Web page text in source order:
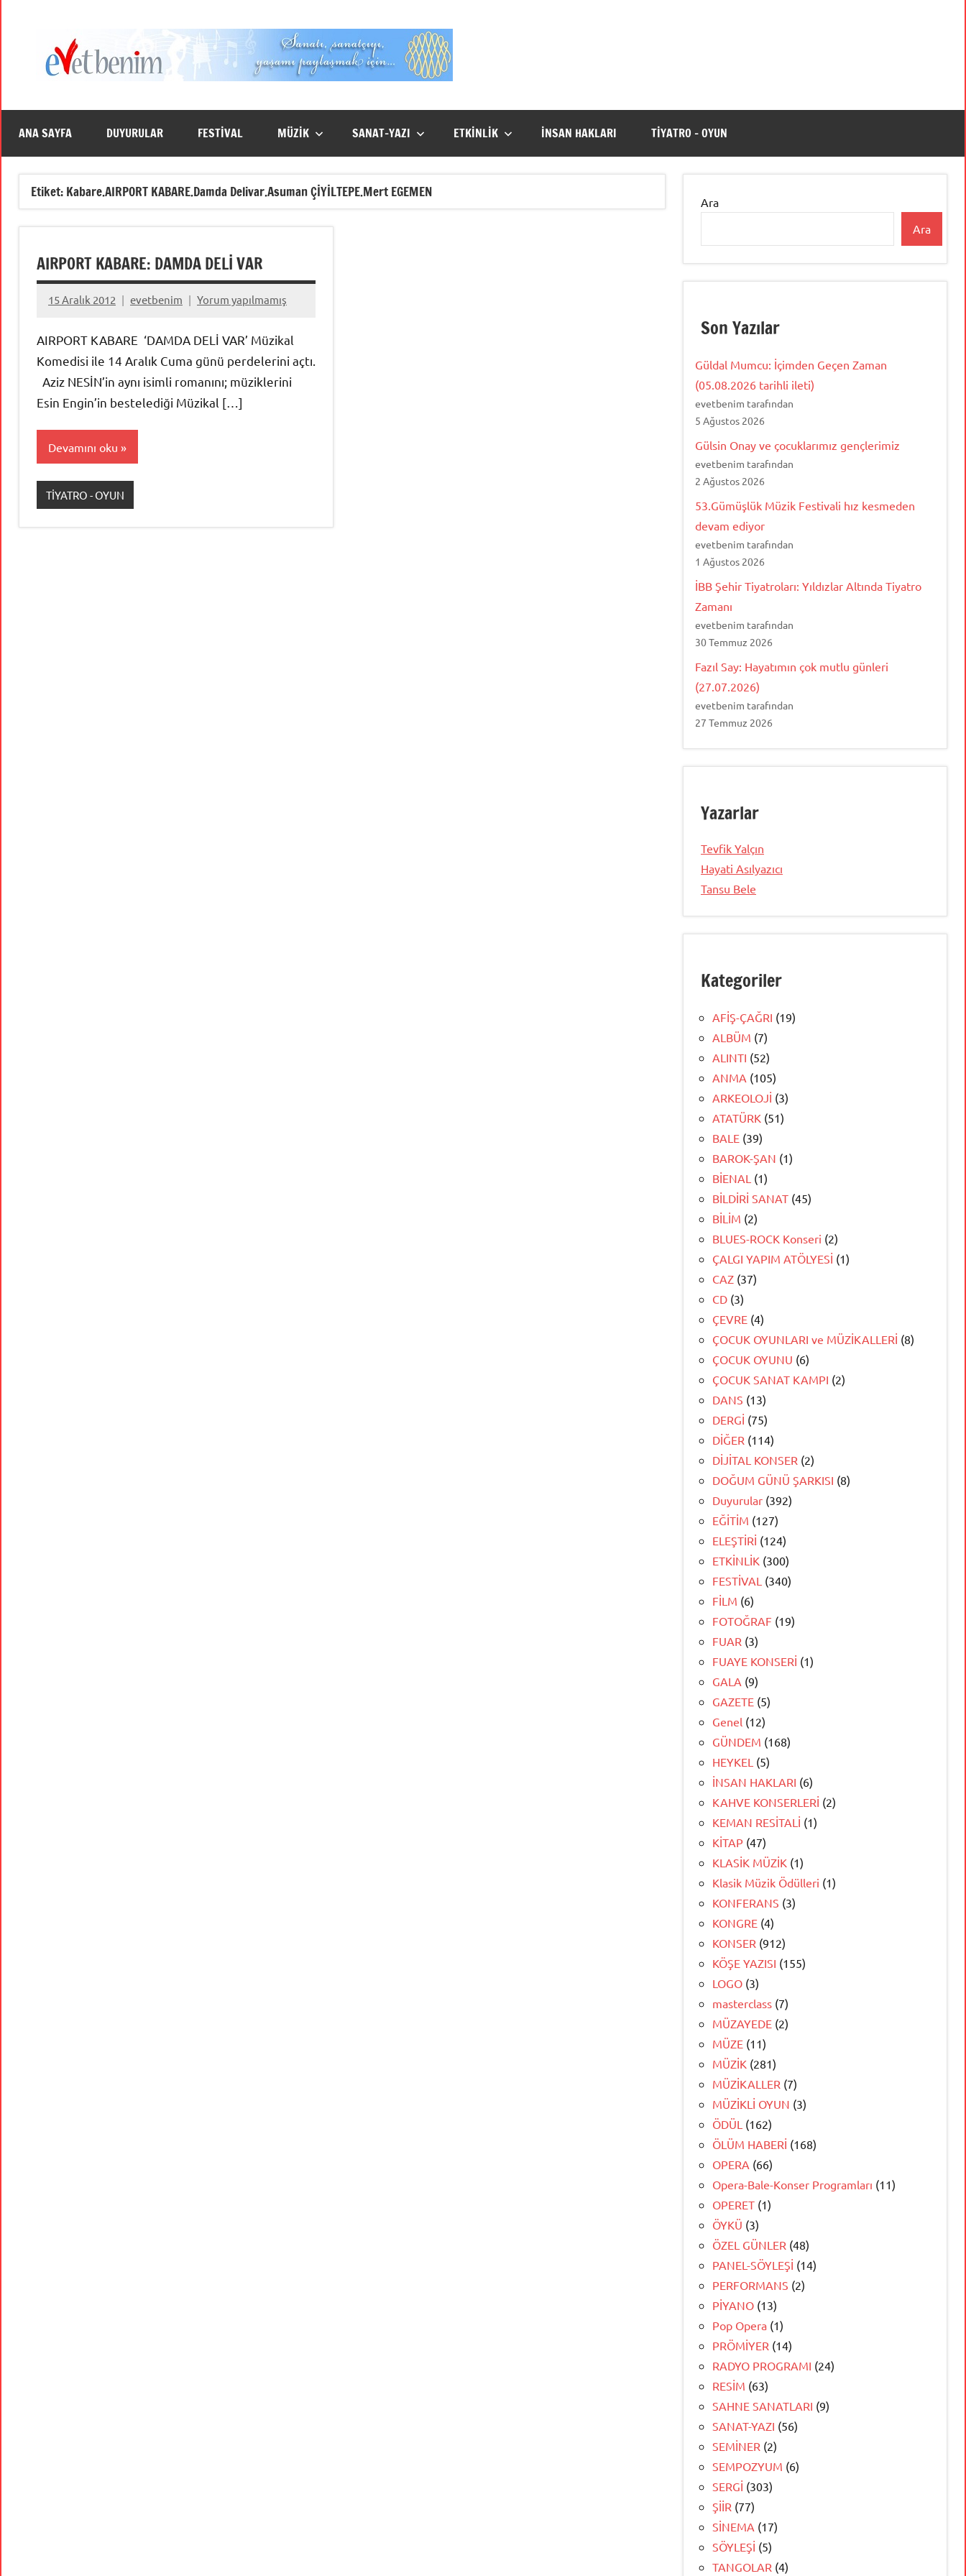
Benim
ANA SAYFA DUYURULAR FESTİVAL MÜZİK SANAT-YAZI ETKİNLİK İNSAN HAKLARI TİYATRO – OYUN
Etiket: Kabare.AIRPORT KABARE.Damda Delivar.Asuman ÇİYİLTEPE.Mert EGEMEN
AIRPORT KABARE: DAMDA DELİ VAR
15 Aralık 2012 evetbenim Yorum yapılmamış
AIRPORT KABARE ‘DAMDA DELİ VAR’ Müzikal
Komedisi ile 14 Aralık Cuma günü perdelerini açtı.
Aziz NESİN’in aynı isimli romanını; müziklerini
Esin Engin’in bestelediği Müzikal […]
Devamını oku
TİYATRO - OYUN
Ara
Ara
Son Yazılar
Güldal Mumcu: İçimden Geçen Zaman
(05.08.2026 tarihli ileti)
evetbenim tarafından
5 Ağustos 2026
Gülsin Onay ve çocuklarımız gençlerimiz
evetbenim tarafından
2 Ağustos 2026
53.Gümüşlük Müzik Festivali hız kesmeden
devam ediyor
evetbenim tarafından
1 Ağustos 2026
İBB Şehir Tiyatroları: Yıldızlar Altında Tiyatro
Zamanı
evetbenim tarafından
30 Temmuz 2026
Fazıl Say: Hayatımın çok mutlu günleri
(27.07.2026)
evetbenim tarafından
27 Temmuz 2026
Yazarlar
Tevfik Yalçın
Hayati Asılyazıcı
Tansu Bele
Kategoriler
AFİŞ-ÇAĞRI (19)
ALBÜM (7)
ALINTI (52)
ANMA (105)
ARKEOLOJİ (3)
ATATÜRK (51)
BALE (39)
BAROK-ŞAN (1)
BİENAL (1)
BİLDİRİ SANAT (45)
BİLİM (2)
BLUES-ROCK Konseri (2)
ÇALGI YAPIM ATÖLYESİ (1)
CAZ (37)
CD (3)
ÇEVRE (4)
ÇOCUK OYUNLARI ve MÜZİKALLERİ (8)
ÇOCUK OYUNU (6)
ÇOCUK SANAT KAMPI (2)
DANS (13)
DERGİ (75)
DİĞER (114)
DİJİTAL KONSER (2)
DOĞUM GÜNÜ ŞARKISI (8)
Duyurular (392)
EĞİTİM (127)
ELEŞTİRİ (124)
ETKİNLİK (300)
FESTİVAL (340)
FİLM (6)
FOTOĞRAF (19)
FUAR (3)
FUAYE KONSERİ (1)
GALA (9)
GAZETE (5)
Genel (12)
GÜNDEM (168)
HEYKEL (5)
İNSAN HAKLARI (6)
KAHVE KONSERLERİ (2)
KEMAN RESİTALİ (1)
KİTAP (47)
KLASİK MÜZİK (1)
Klasik Müzik Ödülleri (1)
KONFERANS (3)
KONGRE (4)
KONSER (912)
KÖŞE YAZISI (155)
LOGO (3)
masterclass (7)
MÜZAYEDE (2)
MÜZE (11)
MÜZİK (281)
MÜZİKALLER (7)
MÜZİKLİ OYUN (3)
ÖDÜL (162)
ÖLÜM HABERİ (168)
OPERA (66)
Opera-Bale-Konser Programları (11)
OPERET (1)
ÖYKÜ (3)
ÖZEL GÜNLER (48)
PANEL-SÖYLEŞİ (14)
PERFORMANS (2)
PİYANO (13)
Pop Opera (1)
PRÖMİYER (14)
RADYO PROGRAMI (24)
RESİM (63)
SAHNE SANATLARI (9)
SANAT-YAZI (56)
SEMİNER (2)
SEMPOZYUM (6)
SERGİ (303)
ŞİİR (77)
SİNEMA (17)
SÖYLEŞİ (5)
TANGOLAR (4)